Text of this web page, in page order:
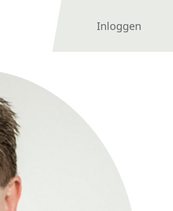
Inloggen